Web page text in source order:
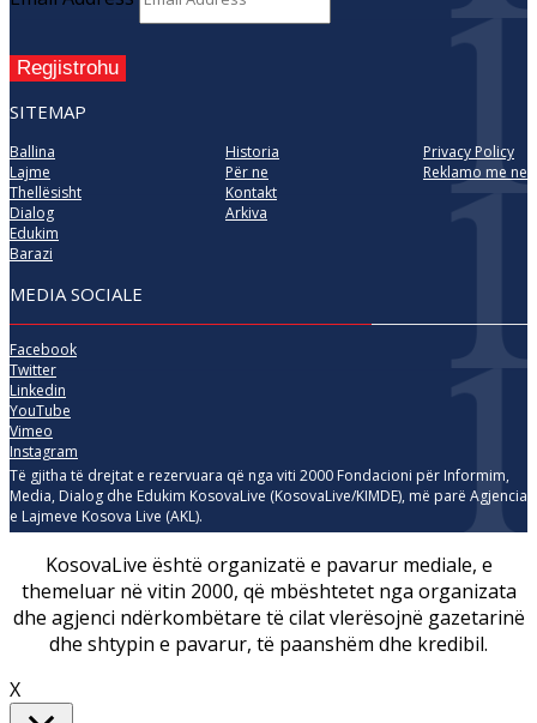
Regjistrohu
SITEMAP
Ballina
Lajme
Thellësisht
Dialog
Edukim
Barazi
Historia
Për ne
Kontakt
Arkiva
Privacy Policy
Reklamo me ne
MEDIA SOCIALE
Facebook
Twitter
Linkedin
YouTube
Vimeo
Instagram
Të gjitha të drejtat e rezervuara që nga viti 2000 Fondacioni për Informim,
Media, Dialog dhe Edukim KosovaLive (KosovaLive/KIMDE), më parë Agjencia
e Lajmeve Kosova Live (AKL).
KosovaLive është organizatë e pavarur mediale, e
themeluar në vitin 2000, që mbështetet nga organizata
dhe agjenci ndërkombëtare të cilat vlerësojnë gazetarinë
dhe shtypin e pavarur, të paanshëm dhe kredibil.
X